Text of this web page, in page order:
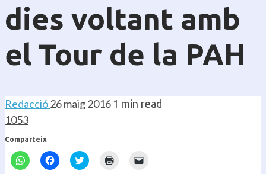
dies voltant amb
el Tour de la PAH
Redacció26 maig 2016 1 min read
1053
Comparteix
Feu
clic
Feu
clic
Feu
clic